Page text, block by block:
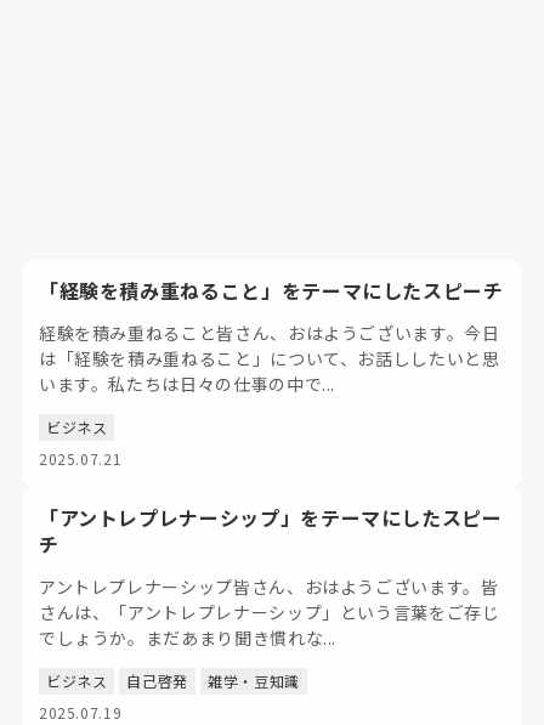
「経験を積み重ねること」をテーマにしたスピーチ
経験を積み重ねること皆さん、おはようございます。今日
は「経験を積み重ねること」について、お話ししたいと思
います。私たちは日々の仕事の中で...
ビジネス
2025.07.21
「アントレプレナーシップ」をテーマにしたスピー
チ
アントレプレナーシップ皆さん、おはようございます。皆
さんは、「アントレプレナーシップ」という言葉をご存じ
でしょうか。まだあまり聞き慣れな...
ビジネス 自己啓発
雑学・豆知識
2025.07.19